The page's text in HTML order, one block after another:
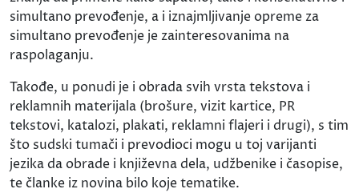
simultano prevođenje, a i iznajmljivanje opreme za
simultano prevođenje je zainteresovanima na
raspolaganju.
Takođe, u ponudi je i obrada svih vrsta tekstova i
reklamnih materijala (brošure, vizit kartice, PR
tekstovi, katalozi, plakati, reklamni flajeri i drugi), s tim
što sudski tumači i prevodioci mogu u toj varijanti
jezika da obrade i književna dela, udžbenike i časopise,
te članke iz novina bilo koje tematike.